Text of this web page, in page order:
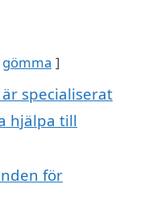
gömma
specialiserat
hjälpa till
för